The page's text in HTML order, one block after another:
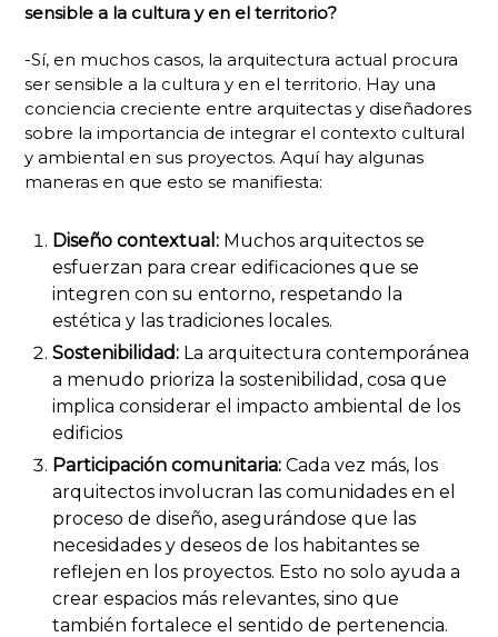
sensible a la cultura y en el territorio?
-Sí, en muchos casos, la arquitectura actual procura
ser sensible a la cultura y en el territorio. Hay una
conciencia creciente entre arquitectas y diseñadores
sobre la importancia de integrar el contexto cultural
y ambiental en sus proyectos. Aquí hay algunas
maneras en que esto se manifiesta:
Diseño contextual: Muchos arquitectos se
esfuerzan para crear edificaciones que se
integren con su entorno, respetando la
estética y las tradiciones locales.
Sostenibilidad: La arquitectura contemporánea
a menudo prioriza la sostenibilidad, cosa que
implica considerar el impacto ambiental de los
edificios
Participación comunitaria: Cada vez más, los
arquitectos involucran las comunidades en el
proceso de diseño, asegurándose que las
necesidades y deseos de los habitantes se
reflejen en los proyectos. Esto no solo ayuda a
crear espacios más relevantes, sino que
también fortalece el sentido de pertenencia.